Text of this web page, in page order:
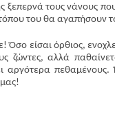
ξεπερνά τους νάνους
του θα αγαπήσουν
Όσο είσαι όρθιος,
ζώντες, αλλά
αργότερα πεθαμένους.